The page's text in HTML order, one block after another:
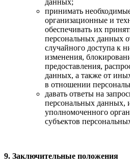
принимать
организационные и
обеспечивать их
персональных данных
случайного доступа к
изменения,
предоставления,
данных, а также от
в отношении
давать ответы на
персональных данных,
уполномоченного
субъектов
9. Заключительные положения